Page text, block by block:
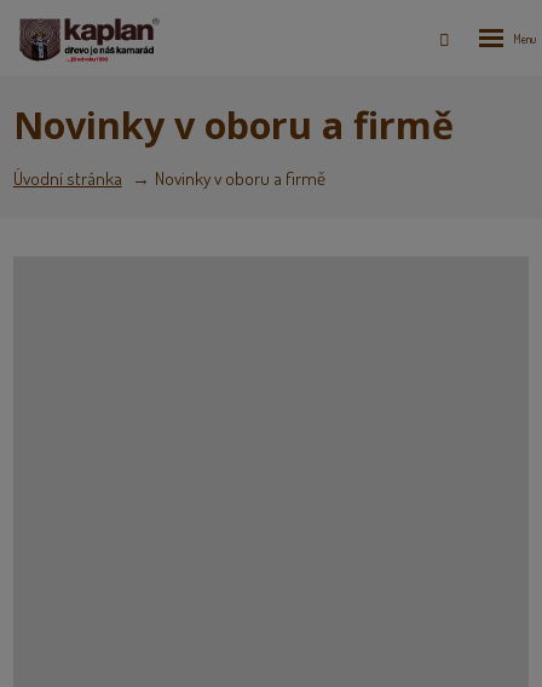
Novinky v oboru a firmě
Úvodní stránka Novinky v oboru a firmě